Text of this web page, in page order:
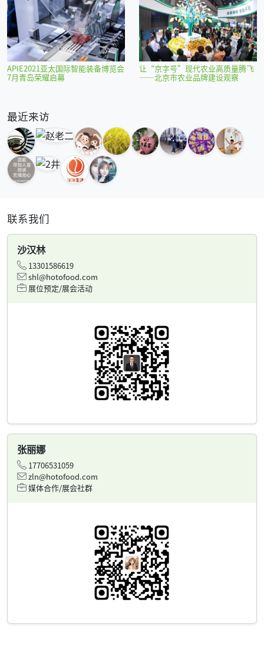
APIE2021亚太国际智能装备博览会
7月青岛荣耀启幕
让“京字号”现代农业高质量腾飞
——北京市农业品牌建设观察
最近来访
联系我们
沙汉林
13301586619
shl@hotofood.com
展位预定/展会活动
张丽娜
17706531059
zln@hotofood.com
媒体合作/展会社群